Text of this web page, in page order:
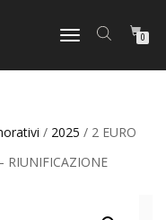
NAVIGAZIONE
0
/ 2025 / 2 EURO
RIUNIFICAZIONE